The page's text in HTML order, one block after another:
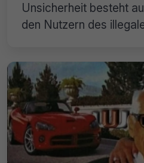
Unsicherheit besteht
den Nutzern des
diesbezüglich können
geben.